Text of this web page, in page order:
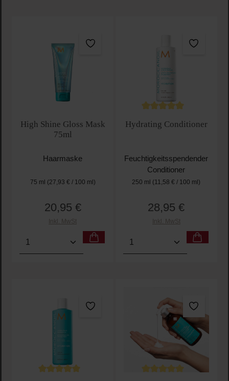
High Shine Gloss Mask
75ml
Haarmaske
75 ml (27,93 € / 100 ml)
Regulärer Preis:
20,95 €
Inkl. MwSt
Produkt Anzahl: Gib den gewünschten Wert ein
Hydrating Conditioner
Feuchtigkeitsspendender
Conditioner
250 ml (11,58 € / 100 ml)
Regulärer Preis:
28,95 €
Inkl. MwSt
Produkt Anzahl: Gib